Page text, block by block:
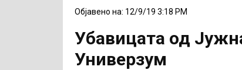
Објавено на: 12/9/19 3:18 PM
Убавицата од
Универзум